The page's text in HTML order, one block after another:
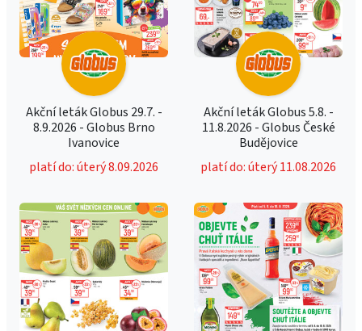
Akční leták Globus 29.7. -
8.9.2026 - Globus Brno
Ivanovice
platí do: úterý 8.09.2026
Akční leták Globus 5.8. -
11.8.2026 - Globus České
Budějovice
platí do: úterý 11.08.2026